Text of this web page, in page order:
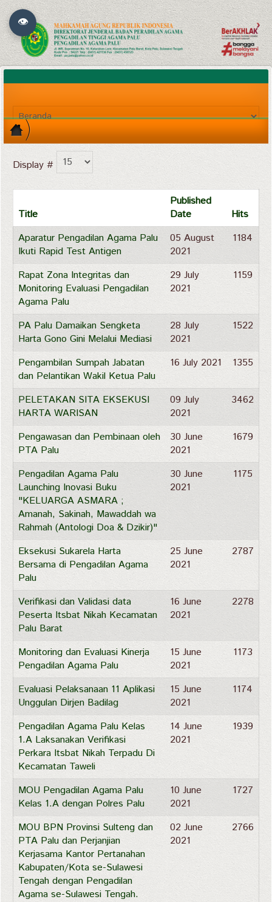
Display #
Title
Published
Date
Hits
Aparatur Pengadilan Agama Palu
Ikuti Rapid Test Antigen
05 August
2021
1184
Rapat Zona Integritas dan
Monitoring Evaluasi Pengadilan
Agama Palu
29 July
2021
1159
PA Palu Damaikan Sengketa
Harta Gono Gini Melalui Mediasi
28 July
2021
1522
Pengambilan Sumpah Jabatan
dan Pelantikan Wakil Ketua Palu
16 July 2021 1355
PELETAKAN SITA EKSEKUSI
HARTA WARISAN
09 July
2021
3462
Pengawasan dan Pembinaan oleh
PTA Palu
30 June
2021
1679
Pengadilan Agama Palu
Launching Inovasi Buku
"KELUARGA ASMARA ;
Amanah, Sakinah, Mawaddah wa
Rahmah (Antologi Doa & Dzikir)"
30 June
2021
1175
Eksekusi Sukarela Harta
Bersama di Pengadilan Agama
Palu
25 June
2021
2787
Verifikasi dan Validasi data
Peserta Itsbat Nikah Kecamatan
Palu Barat
16 June
2021
2278
Monitoring dan Evaluasi Kinerja
Pengadilan Agama Palu
15 June
2021
1173
Evaluasi Pelaksanaan 11 Aplikasi
Unggulan Dirjen Badilag
15 June
2021
1174
Pengadilan Agama Palu Kelas
1.A Laksanakan Verifikasi
Perkara Itsbat Nikah Terpadu Di
Kecamatan Taweli
14 June
2021
1939
MOU Pengadilan Agama Palu
Kelas 1.A dengan Polres Palu
10 June
2021
1727
MOU BPN Provinsi Sulteng dan
PTA Palu dan Perjanjian
Kerjasama Kantor Pertanahan
Kabupaten/Kota se-Sulawesi
Tengah dengan Pengadilan
Agama se-Sulawesi Tengah.
02 June
2021
2766
👁